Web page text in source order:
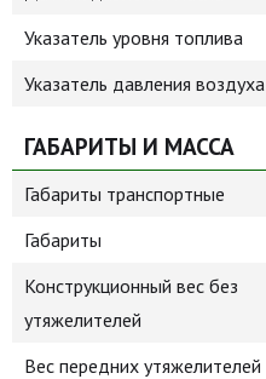
Указатель уровня топлива
Указатель давления воздуха
ГАБАРИТЫ И МАССА
Габариты транспортные
Габариты
Конструкционный вес без
утяжелителей
Вес передних утяжелителей